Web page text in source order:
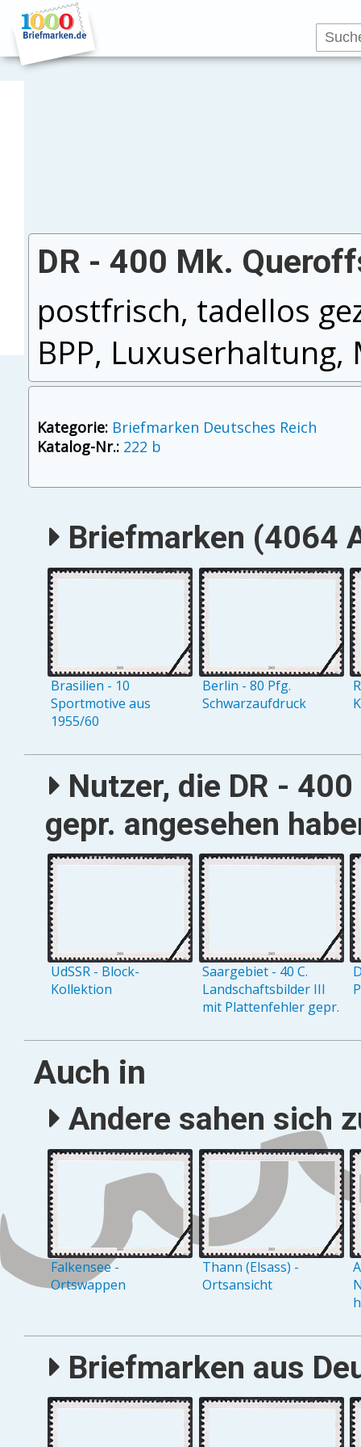
DR - 400 Mk.
postfrisch, tadellos
BPP, Luxuserhaltung,
Kategorie: Briefmarken Deutsches Reich
Katalog-Nr.: 222 b
Briefmarken (4064
Brasilien - 10
Sportmotive aus
1955/60
Berlin - 80 Pfg.
Schwarzaufdruck
Nutzer, die DR -
gepr. angesehen
UdSSR - Block-
Kollektion
Saargebiet - 40 C.
Landschaftsbilder III
mit Plattenfehler gepr.
Auch in
Andere sahen sich
Falkensee -
Ortswappen
Thann (Elsass) -
Ortsansicht
Briefmarken aus